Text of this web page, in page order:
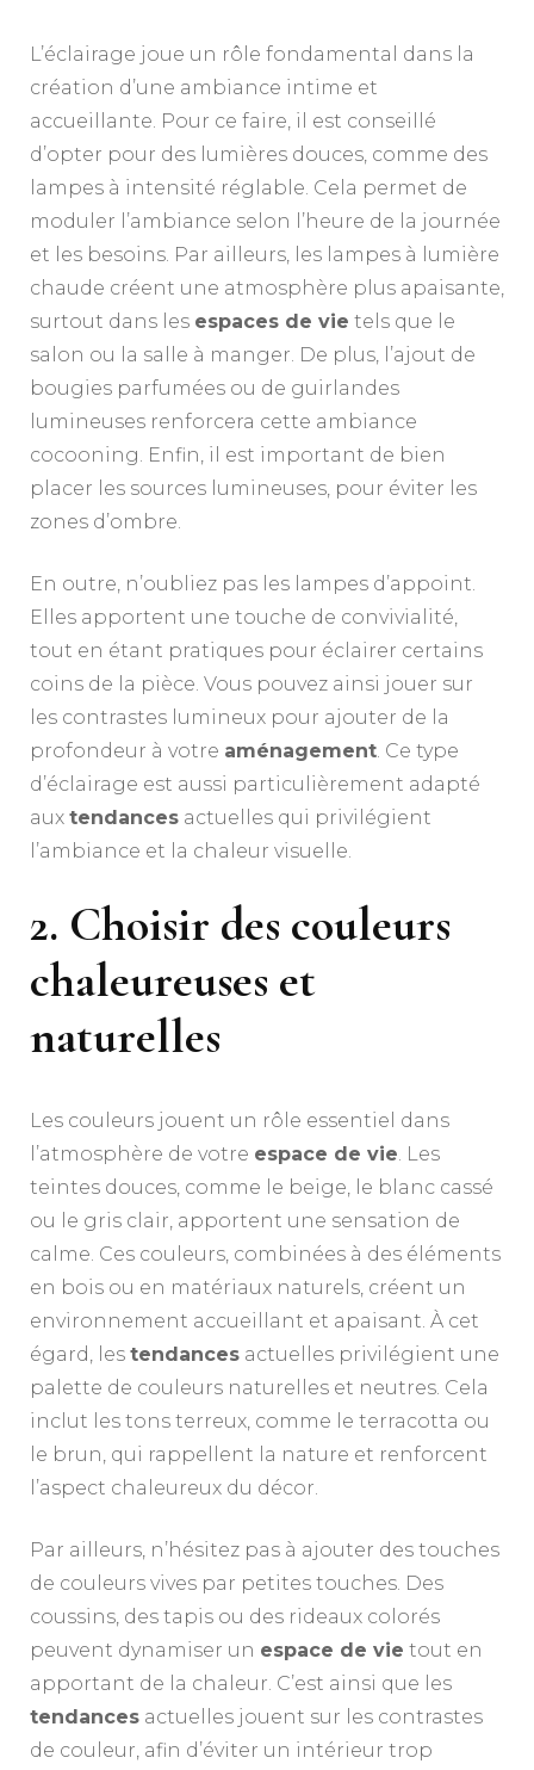
L’éclairage joue un rôle fondamental dans la
création d’une ambiance intime et
accueillante. Pour ce faire, il est conseillé
d’opter pour des lumières douces, comme des
lampes à intensité réglable. Cela permet de
moduler l’ambiance selon l’heure de la journée
et les besoins. Par ailleurs, les lampes à lumière
chaude créent une atmosphère plus apaisante,
surtout dans les espaces de vie tels que le
salon ou la salle à manger. De plus, l’ajout de
bougies parfumées ou de guirlandes
lumineuses renforcera cette ambiance
cocooning. Enfin, il est important de bien
placer les sources lumineuses, pour éviter les
zones d’ombre.
En outre, n’oubliez pas les lampes d’appoint.
Elles apportent une touche de convivialité,
tout en étant pratiques pour éclairer certains
coins de la pièce. Vous pouvez ainsi jouer sur
les contrastes lumineux pour ajouter de la
profondeur à votre aménagement. Ce type
d’éclairage est aussi particulièrement adapté
aux tendances actuelles qui privilégient
l’ambiance et la chaleur visuelle.
2. Choisir des couleurs
chaleureuses et
naturelles
Les couleurs jouent un rôle essentiel dans
l’atmosphère de votre espace de vie. Les
teintes douces, comme le beige, le blanc cassé
ou le gris clair, apportent une sensation de
calme. Ces couleurs, combinées à des éléments
en bois ou en matériaux naturels, créent un
environnement accueillant et apaisant. À cet
égard, les tendances actuelles privilégient une
palette de couleurs naturelles et neutres. Cela
inclut les tons terreux, comme le terracotta ou
le brun, qui rappellent la nature et renforcent
l’aspect chaleureux du décor.
Par ailleurs, n’hésitez pas à ajouter des touches
de couleurs vives par petites touches. Des
coussins, des tapis ou des rideaux colorés
peuvent dynamiser un espace de vie tout en
apportant de la chaleur. C’est ainsi que les
tendances actuelles jouent sur les contrastes
de couleur, afin d’éviter un intérieur trop